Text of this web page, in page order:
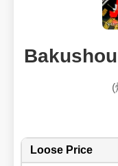
(
Loose Price